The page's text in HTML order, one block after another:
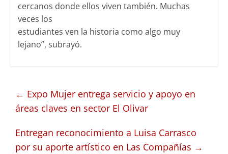
cercanos donde ellos viven también. Muchas
veces los
estudiantes ven la historia como algo muy
lejano”, subrayó.
← Expo Mujer entrega servicio y apoyo en
áreas claves en sector El Olivar
Entregan reconocimiento a Luisa Carrasco
por su aporte artístico en Las Compañías →